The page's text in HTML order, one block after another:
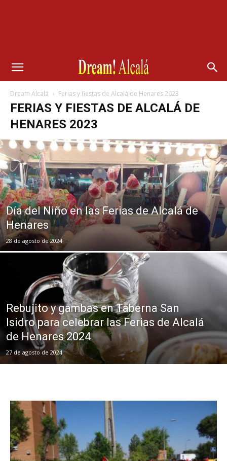
Dream Alcalá Ferias y fiestas de Alcalá de Henares 2023
FERIAS Y FIESTAS DE ALCALÁ DE
HENARES 2023
Día del Niño en las Ferias de Alcalá de
Henares
28 de agosto de 2024
Rebujito y gambas en Taberna San
Isidro para celebrar las Ferias de Alcalá
de Henares 2024
27 de agosto de 2024